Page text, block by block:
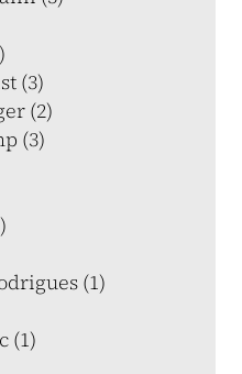
(3)
(2)
(3)
(1)
(1)